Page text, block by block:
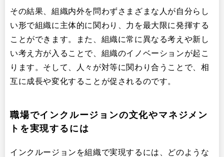
その結果、組織内外を問わずさまざまな人が自分らし
い形で組織に主体的に関わり、力を最大限に発揮する
ことができます。また、組織に常に異なる考えや新し
い考え方が入ることで、組織のイノベーションが起こ
ります。そして、人々が対等に関わり合うことで、相
互に成長や変化することが促されるのです。
職場でインクルージョンの文化やマネジメン
トを実現するには
インクルージョンを組織で実現するには、どのような